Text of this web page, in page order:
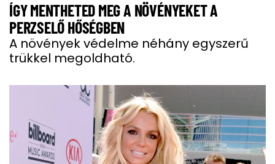
ÍGY MENTHETED MEG A NÖVÉNYEKET A
PERZSELŐ HŐSÉGBEN
A növények védelme néhány egyszerű
trükkel megoldható.